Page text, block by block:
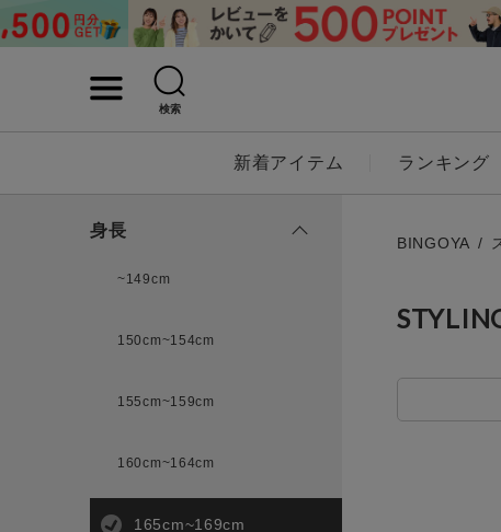
検索
新着アイテム ランキング
キーワード
身長
~149cm
150cm~154cm
155cm~159cm
160cm~164cm
165cm~169cm
BINGOYA